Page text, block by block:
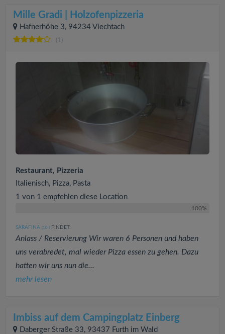
Mille Gradi | Holzofenpizzeria
Hafnerhöhe 3, 94234 Viechtach
(1)
Restaurant, Pizzeria
Italienisch, Pizza, Pasta
1 von 1 empfehlen diese Location
100%
SARAFINA (10 ) FINDET:
Anlass / Reservierung Wir waren 6 Personen und haben
uns verabredet, mal wieder Pizza essen zu gehen. Dazu
hatten wir uns nun die...
mehr lesen
Imbiss auf dem Campingplatz Einberg
Daberger Straße 33, 93437 Furth im Wald